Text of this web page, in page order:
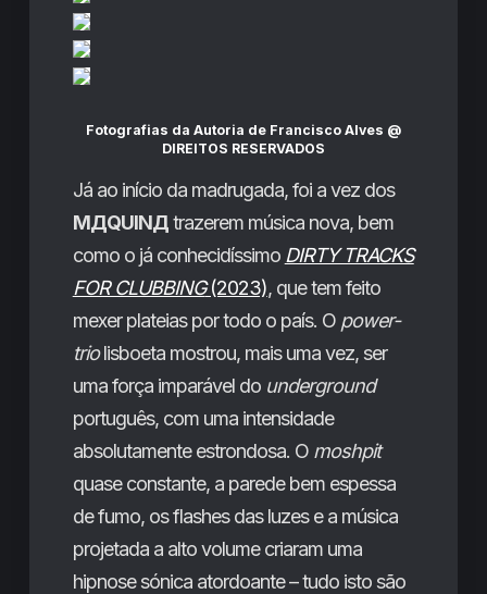
Fotografias da Autoria de Francisco Alves @
DIREITOS RESERVADOS
Já ao início da madrugada, foi a vez dos
MДQUINДtrazerem música nova, bem
como o já conhecidíssimo DIRTY TRACKS
FOR CLUBBING(2023), que tem feito
mexer plateias por todo o país. O power-
triolisboeta mostrou, mais uma vez, ser
uma força imparável do underground
português, com uma intensidade
absolutamente estrondosa. O moshpit
quase constante, a parede bem espessa
de fumo, os flashes das luzes e a música
projetada a alto volume criaram uma
hipnose sónica atordoante – tudo isto são